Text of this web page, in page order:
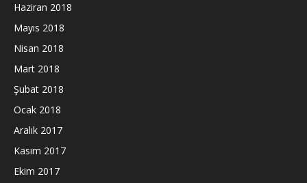
Haziran 2018
Mayıs 2018
Nisan 2018
Mart 2018
Şubat 2018
Ocak 2018
Aralık 2017
Kasım 2017
Ekim 2017